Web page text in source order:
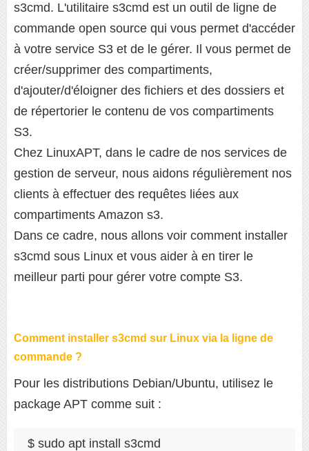
s3cmd. L'utilitaire s3cmd est un outil de ligne de
commande open source qui vous permet d'accéder
à votre service S3 et de le gérer. Il vous permet de
créer/supprimer des compartiments,
d'ajouter/d'éloigner des fichiers et des dossiers et
de répertorier le contenu de vos compartiments
S3.
Chez LinuxAPT, dans le cadre de nos services de
gestion de serveur, nous aidons régulièrement nos
clients à effectuer des requêtes liées aux
compartiments Amazon s3.
Dans ce cadre, nous allons voir comment installer
s3cmd sous Linux et vous aider à en tirer le
meilleur parti pour gérer votre compte S3.
Comment installer s3cmd sur Linux via la ligne de
commande ?
Pour les distributions Debian/Ubuntu, utilisez le
package APT comme suit :
$ sudo apt install s3cmd